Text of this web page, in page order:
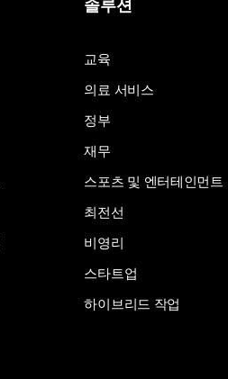
솔루션
교육
의료 서비스
정부
재무
스포츠 및 엔터테인먼트
최전선
비영리
스타트업
하이브리드 작업